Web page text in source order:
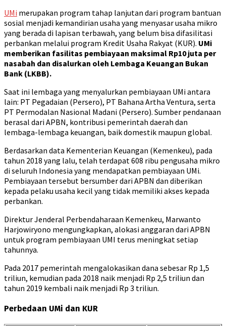
UMi merupakan program tahap lanjutan dari program bantuan
sosial menjadi kemandirian usaha yang menyasar usaha mikro
yang berada di lapisan terbawah, yang belum bisa difasilitasi
perbankan melalui program Kredit Usaha Rakyat (KUR). UMi
memberikan fasilitas pembiayaan maksimal Rp10 juta per
nasabah dan disalurkan oleh Lembaga Keuangan Bukan
Bank (LKBB).
Saat ini lembaga yang menyalurkan pembiayaan UMi antara
lain: PT Pegadaian (Persero), PT Bahana Artha Ventura, serta
PT Permodalan Nasional Madani (Persero). Sumber pendanaan
berasal dari APBN, kontribusi pemerintah daerah dan
lembaga-lembaga keuangan, baik domestik maupun global.
Berdasarkan data Kementerian Keuangan (Kemenkeu), pada
tahun 2018 yang lalu, telah terdapat 608 ribu pengusaha mikro
di seluruh Indonesia yang mendapatkan pembiayaan UMi.
Pembiayaan tersebut bersumber dari APBN dan diberikan
kepada pelaku usaha kecil yang tidak memiliki akses kepada
perbankan.
Direktur Jenderal Perbendaharaan Kemenkeu, Marwanto
Harjowiryono mengungkapkan, alokasi anggaran dari APBN
untuk program pembiayaan UMI terus meningkat setiap
tahunnya.
Pada 2017 pemerintah mengalokasikan dana sebesar Rp 1,5
triliun, kemudian pada 2018 naik menjadi Rp 2,5 triliun dan
tahun 2019 kembali naik menjadi Rp 3 triliun.
Perbedaan UMi dan KUR